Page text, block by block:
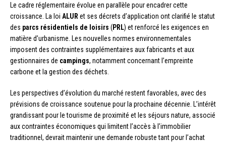
Le cadre réglementaire évolue en parallèle pour encadrer cette
croissance. La loi ALUR et ses décrets d’application ont clarifié le statut
des parcs résidentiels de loisirs (PRL) et renforcé les exigences en
matière d’urbanisme. Les nouvelles normes environnementales
imposent des contraintes supplémentaires aux fabricants et aux
gestionnaires de campings, notamment concernant l’empreinte
carbone et la gestion des déchets.
Les perspectives d’évolution du marché restent favorables, avec des
prévisions de croissance soutenue pour la prochaine décennie. L’intérêt
grandissant pour le tourisme de proximité et les séjours nature, associé
aux contraintes économiques qui limitent l’accès à l’immobilier
traditionnel, devrait maintenir une demande robuste tant pour l’achat